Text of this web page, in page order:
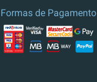
Formas de Pagamento